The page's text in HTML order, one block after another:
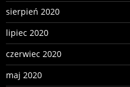
sierpień 2020
lipiec 2020
czerwiec 2020
maj 2020